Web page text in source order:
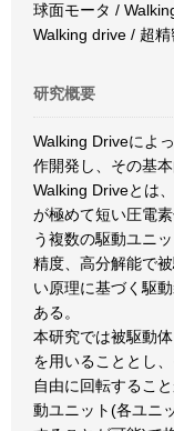
球面モータ /
Walking drive / 超
研究概要
Walking Driveによ
作開発し、その基
Walking Driveとは
が極めて短い圧電
う複数の駆動ユニ
精度、高分解能で
い原理に基づく駆
ある。
本研究では被駆動
を用いることとし
自由に回転するこ
動ユニット(各ユニ